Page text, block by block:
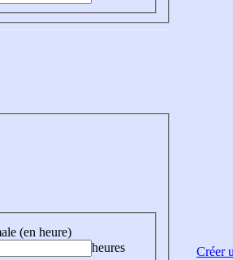
(en heure)
heures
Créer